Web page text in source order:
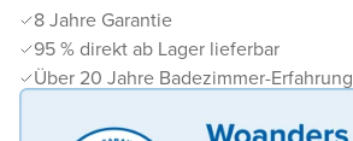
8 Jahre Garantie
95 % direkt ab Lager lieferbar
Über 20 Jahre Badezimmer-Erfahrung